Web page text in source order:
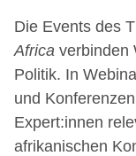
Die Events des
Africa verbinden
Politik. In
und
Expert:innen
afrikanischen